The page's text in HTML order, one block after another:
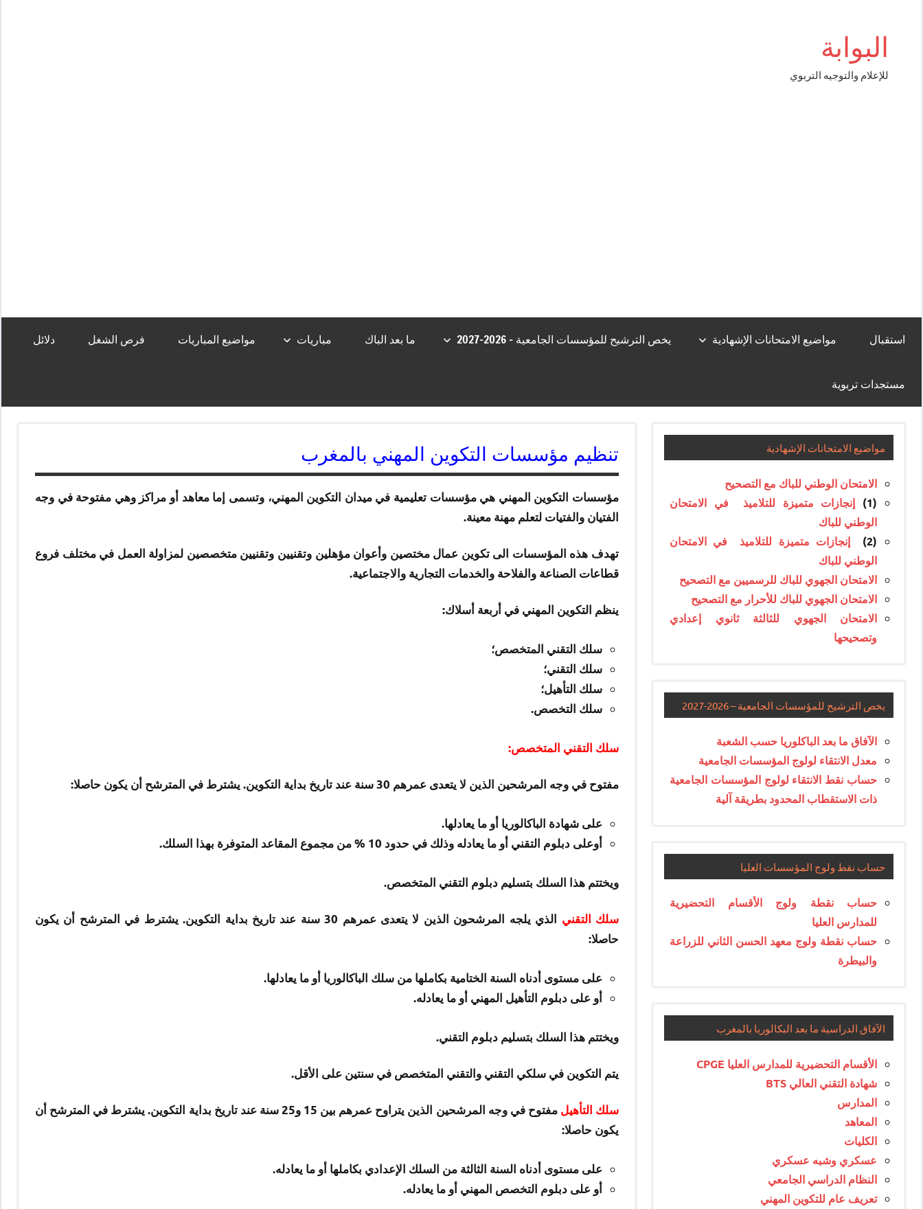
البوابة
للإعلام والتوجيه التربوي
استقبال مواضيع الامتحانات الإشهادية يخص الترشيح للمؤسسات الجامعية – 2026-2027 ما بعد الباك مباريات مواضيع المباريات فرص الشغل دلائل
مستجدات تربوية
تنظيم مؤسسات التكوين المهني بالمغرب
مؤسسات التكوين المهني هي مؤسسات تعليمية في ميدان التكوين المهني، وتسمى إما معاهد أو مراكز وهي مفتوحة في وجه
الفتيان والفتيات لتعلم مهنة معينة.
تهدف هذه المؤسسات الى تكوين عمال مختصين وأعوان مؤهلين وتقنيين وتقنيين متخصصين لمزاولة العمل في مختلف فروع
قطاعات الصناعة والفلاحة والخدمات التجارية والاجتماعية.
ينظم التكوين المهني في أربعة أسلاك:
سلك التقني المتخصص؛
سلك التقني؛
سلك التأهيل؛
سلك التخصص.
سلك التقني المتخصص:
مفتوح في وجه المرشحين الذين لا يتعدى عمرهم 30 سنة عند تاريخ بداية التكوين. يشترط في المترشح أن يكون حاصلا:
على شهادة الباكالوريا أو ما يعادلها.
أوعلى دبلوم التقني أو ما يعادله وذلك في حدود 10 % من مجموع المقاعد المتوفرة بهذا السلك.
ويختتم هذا السلك بتسليم دبلوم التقني المتخصص.
سلك التقني
الذي يلجه المرشحون الذين لا يتعدى عمرهم 30 سنة عند تاريخ بداية التكوين. يشترط في المترشح أن يكون
حاصلا:
على مستوى أدناه السنة الختامية بكاملها من سلك الباكالوريا أو ما يعادلها.
أو على دبلوم التأهيل المهني أو ما يعادله.
ويختتم هذا السلك بتسليم دبلوم التقني.
يتم التكوين في سلكي التقني والتقني المتخصص في سنتين على الأقل.
سلك التأهيل
مفتوح في وجه المرشحين الذين يتراوح عمرهم بين 15 و25 سنة عند تاريخ بداية التكوين. يشترط في المترشح أن
يكون حاصلا:
على مستوى أدناه السنة الثالثة من السلك الإعدادي بكاملها أو ما يعادله.
أو على دبلوم التخصص المهني أو ما يعادله.
مواضيع الامتحانات الإشهادية
الامتحان الوطني للباك مع التصحيح
(1)
إنجازات متميزة للتلاميذ في الامتحان
الوطني للباك
(2)
إنجازات متميزة للتلاميذ في الامتحان
الوطني للباك
الامتحان الجهوي للباك للرسميين مع التصحيح
الامتحان الجهوي للباك للأحرار مع التصحيح
الامتحان الجهوي للثالثة ثانوي إعدادي
وتصحيحها
يخص الترشيح للمؤسسات الجامعية – 2026-2027
الآفاق ما بعد الباكلوريا حسب الشعبة
معدل الانتقاء لولوج المؤسسات الجامعية
حساب نقط الانتقاء لولوج المؤسسات الجامعية
ذات الاستقطاب المحدود بطريقة آلية
حساب نقط ولوج المؤسسات العليا
حساب نقطة ولوج الأقسام التحضيرية
للمدارس العليا
حساب نقطة ولوج معهد الحسن الثاني للزراعة
والبيطرة
الآفاق الدراسية ما بعد البكالوريا بالمغرب
الأقسام التحضيرية للمدارس العليا CPGE
شهادة التقني العالي BTS
المدارس
المعاهد
الكليات
عسكري وشبه عسكري
النظام الدراسي الجامعي
تعريف عام للتكوين المهني